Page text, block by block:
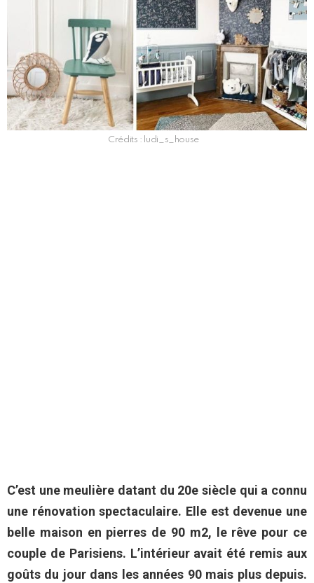
Crédits : ludi_s_house
C’est une meulière datant du 20e siècle qui a connu
une rénovation spectaculaire. Elle est devenue une
belle maison en pierres de 90 m2, le rêve pour ce
couple de Parisiens. L’intérieur avait été remis aux
goûts du jour dans les années 90 mais plus depuis.